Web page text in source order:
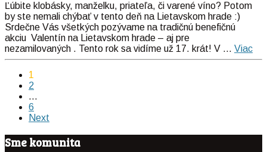
Ľúbite klobásky, manželku, priateľa, či varené víno? Potom
by ste nemali chýbať v tento deň na Lietavskom hrade :)
Srdečne Vás všetkých pozývame na tradičnú benefičnú
akciu Valentín na Lietavskom hrade – aj pre
nezamilovaných . Tento rok sa vidíme už 17. krát! V ... Viac
1
2
…
6
Next
Sme komunita